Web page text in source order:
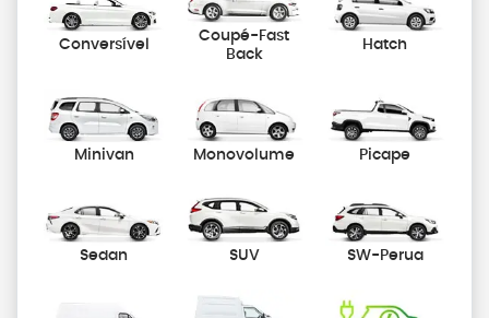
Conversível
Coupé-Fast
Back
Hatch
Minivan Monovolume Picape
Sedan SUV SW-Perua